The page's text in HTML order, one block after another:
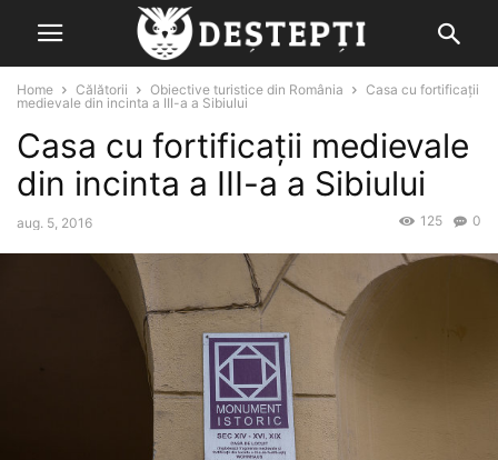
Home Călătorii Obiective turistice din România
Casa cu fortificații
medievale din incinta a III-a a Sibiului
Casa cu fortificații medievale
din incinta a III-a a Sibiului
aug. 5, 2016 0
125